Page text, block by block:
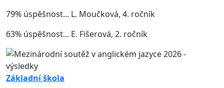
79% úspěšnost... L. Moučková, 4. ročník
63% úspěšnost... E. Fišerová, 2. ročník
Základní škola